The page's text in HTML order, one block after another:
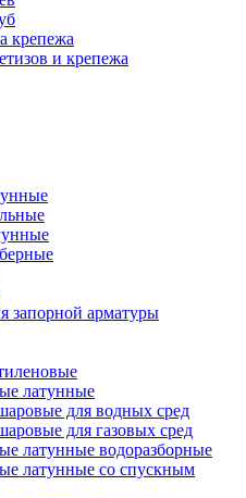
крепежа
и крепежа
запорной арматуры
латунные
для водных сред
для газовых сред
латунные водоразборные
латунные со спускным